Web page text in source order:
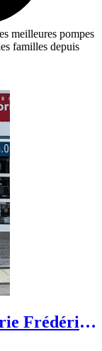
meilleures pompes
familles depuis
Frédéric